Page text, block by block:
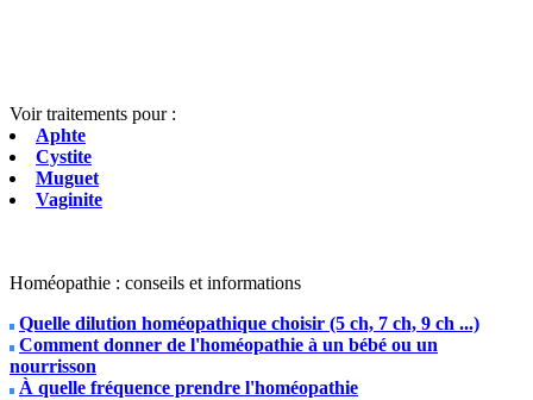
Voir traitements pour :
Aphte
Cystite
Muguet
Vaginite
Homéopathie : conseils et informations
Quelle dilution homéopathique choisir (5 ch, 7 ch, 9 ch ...)
Comment donner de l'homéopathie à un bébé ou un
nourrisson
À quelle fréquence prendre l'homéopathie